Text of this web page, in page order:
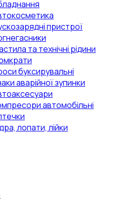
пристрої
та технічні рідини
буксирувальні
аварійної зупинки
автомобільні
лопати, лійки